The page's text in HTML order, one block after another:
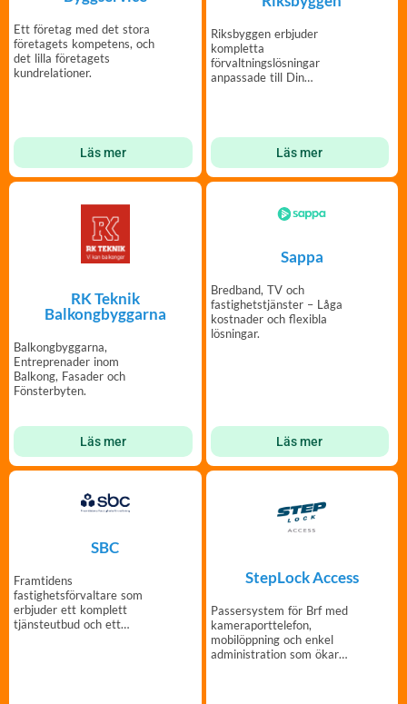
Ett företag med det stora
företagets kompetens, och
det lilla företagets
kundrelationer.
Läs mer
Riksbyggen erbjuder
kompletta
förvaltningslösningar
anpassade till Din
Läs mer
RK Teknik
Balkongbyggarna
Balkongbyggarna,
Entreprenader inom
Balkong, Fasader och
Fönsterbyten.
Läs mer
Sappa
Bredband, TV och
fastighetstjänster – Låga
kostnader och flexibla
lösningar.
Läs mer
SBC
Framtidens
fastighetsförvaltare som
erbjuder ett komplett
tjänsteutbud och ett
StepLock Access
Passersystem för Brf med
kameraporttelefon,
mobilöppning och enkel
administration som ökar